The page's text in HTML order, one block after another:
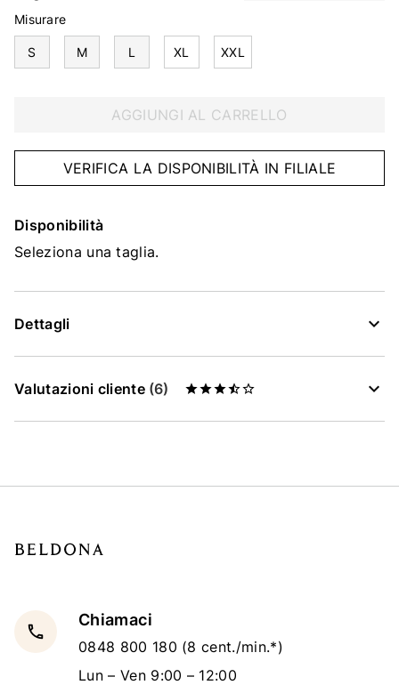
Misurare
S M L XL XXL
AGGIUNGI AL CARRELLO
VERIFICA LA DISPONIBILITÀ IN FILIALE
Disponibilità
Seleziona una taglia.
Dettagli
Valutazioni cliente (6)
local_phone
Chiamaci
0848 800 180 (8 cent./min.*)
Lun – Ven 9:00 – 12:00